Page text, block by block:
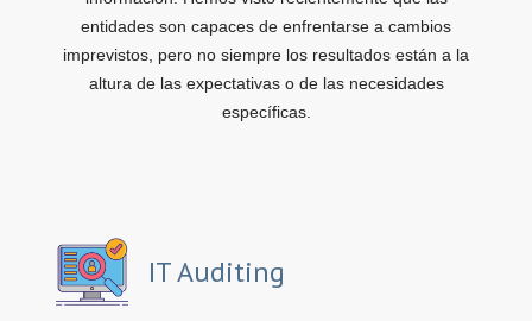
entidades son capaces de enfrentarse a cambios
imprevistos, pero no siempre los resultados están a la
altura de las expectativas o de las necesidades
específicas.
IT Auditing